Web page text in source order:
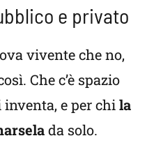
e privato
vivente che no,
Che c’è spazio
inventa, e per chila
da solo.